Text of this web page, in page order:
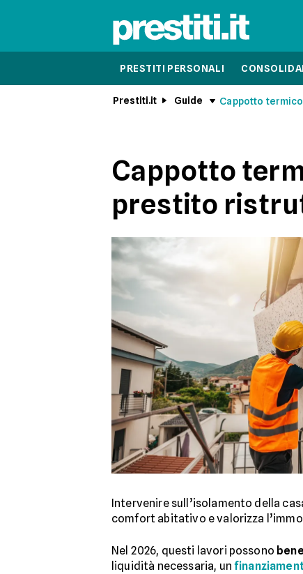
PRESTITI PERSONALI
Prestiti.it Guide Cappotto
Cappotto
prestito
Intervenire sull’isolamento della
comfort abitativo e valorizza
Nel 2026, questi lavori possono
liquidità necessaria, un